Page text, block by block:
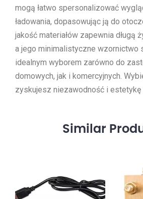
mogą łatwo spersonalizować
ładowania, dopasowując ją do
jakość materiałów zapewnia długą
a jego minimalistyczne wzornictwo
idealnym wyborem zarówno do
domowych, jak i komercyjnych.
zyskujesz niezawodność i estetykę
Similar